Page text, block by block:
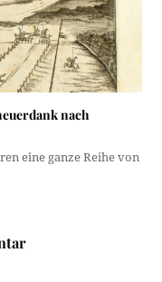
nach
eine ganze Reihe von